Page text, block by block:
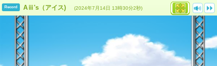
Record Aⅲ's（アイス) (2024年7月14日 13時30分2秒)